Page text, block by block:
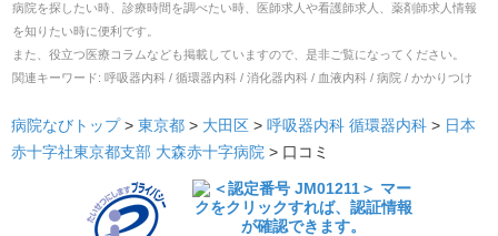
病院を探したい時、診療時間を調べたい時、医師求人や看護師求人、薬剤師求人情報
を知りたい時に便利です。
また、役立つ医療コラムなども掲載していますので、是非ご覧になってください。
関連キーワード: 呼吸器内科 / 循環器内科 / 消化器内科 / 血液内科 / 病院 / かかりつけ
病院なびトップ > 東京都 > 大田区 > 呼吸器内科 循環器内科 > 日本
赤十字社東京都支部 大森赤十字病院 > 口コミ